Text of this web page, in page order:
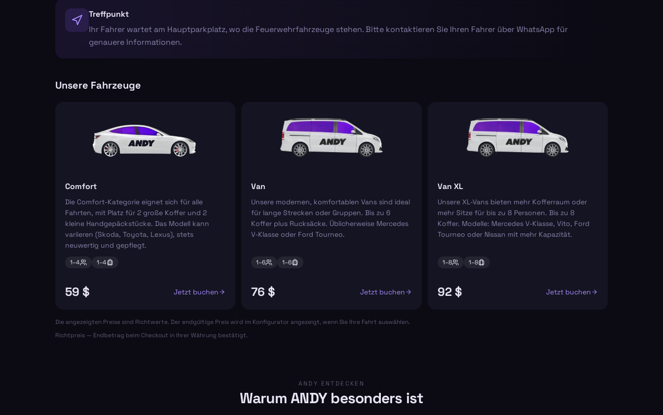
Treffpunkt
Ihr Fahrer wartet am Hauptparkplatz, wo die Feuerwehrfahrzeuge stehen. Bitte kontaktieren Sie Ihren Fahrer über WhatsApp für
genauere Informationen.
Unsere Fahrzeuge
Comfort
Die Comfort-Kategorie eignet sich für alle
Fahrten, mit Platz für 2 große Koffer und 2
kleine Handgepäckstücke. Das Modell kann
variieren (Skoda, Toyota, Lexus), stets
neuwertig und gepflegt.
1–4 1–4
59 $ Jetzt buchen
Van
Unsere modernen, komfortablen Vans sind ideal
für lange Strecken oder Gruppen. Bis zu 6
Koffer plus Rucksäcke. Üblicherweise Mercedes
V-Klasse oder Ford Tourneo.
1–6 1–6
76 $ Jetzt buchen
Van XL
Unsere XL-Vans bieten mehr Kofferraum oder
mehr Sitze für bis zu 8 Personen. Bis zu 8
Koffer. Modelle: Mercedes V-Klasse, Vito, Ford
Tourneo oder Nissan mit mehr Kapazität.
1–8 1–8
92 $ Jetzt buchen
Die angezeigten Preise sind Richtwerte. Der endgültige Preis wird im Konfigurator angezeigt, wenn Sie Ihre Fahrt auswählen.
Richtpreis — Endbetrag beim Checkout in Ihrer Währung bestätigt.
ANDY ENTDECKEN
Warum ANDY besonders ist